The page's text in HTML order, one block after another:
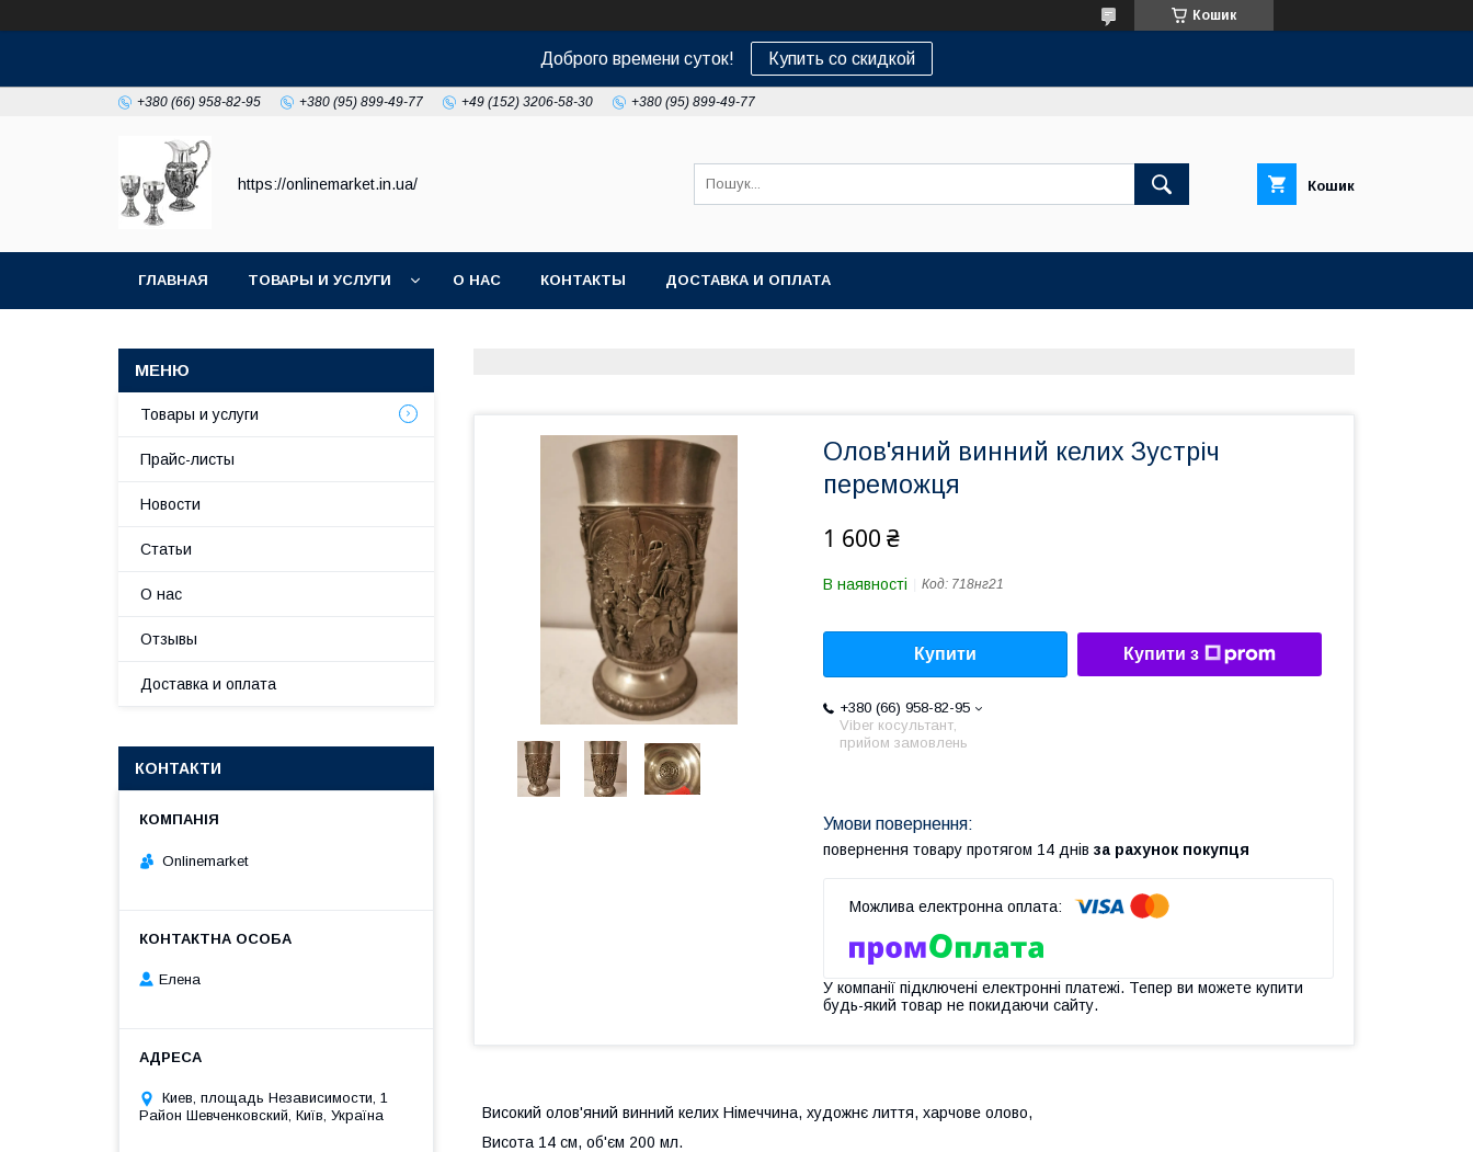
Кошик
Доброго времени суток! Купить со скидкой
+380 (66) 958-82-95 +380 (95) 899-49-77 +49 (152) 3206-58-30 +380 (95) 899-49-77
https://onlinemarket.in.ua/ Кошик
ГЛАВНАЯ ТОВАРЫ И УСЛУГИ О НАС КОНТАКТЫ ДОСТАВКА И ОПЛАТА
Олов'яний винний келих Зустріч
переможця
1 600 ₴
В наявності Код: 718нг21
Купити Купити з
+380 (66) 958-82-95
Viber косультант,
прийом замовлень
повернення товару протягом 14 днів за рахунок покупця
У компанії підключені електронні платежі. Тепер ви можете купити
будь-який товар не покидаючи сайту.
Високий олов'яний винний келих Німеччина, художнє лиття, харчове олово,
Висота 14 см, об'єм 200 мл.
Товары и услуги
Прайс-листы
Новости
Статьи
О нас
Отзывы
Доставка и оплата
КОНТАКТИ
Onlinemarket
Елена
Киев, площадь Независимости, 1
Район Шевченковский, Київ, Україна